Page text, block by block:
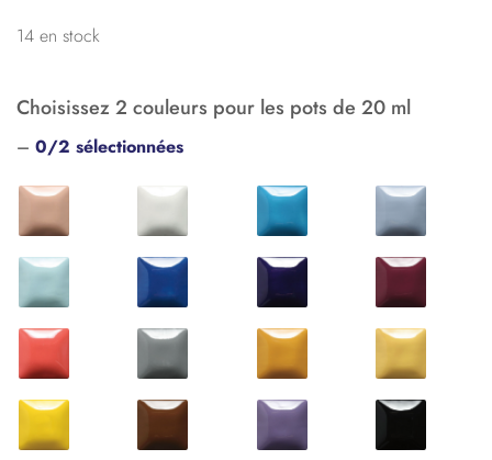
14 en stock
Choisissez 2 couleurs pour les pots de 20 ml
– 0/2 sélectionnées